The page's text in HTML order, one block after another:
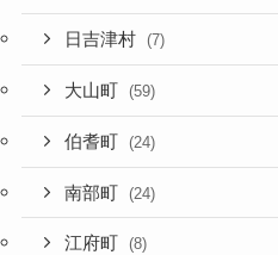
日吉津村 (7)
大山町 (59)
伯耆町 (24)
南部町 (24)
江府町 (8)